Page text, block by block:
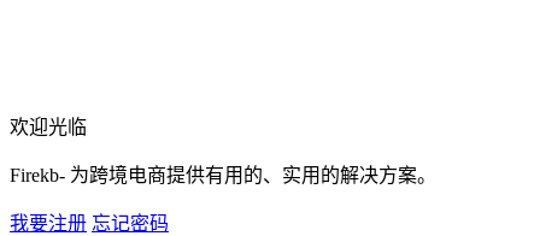
欢迎光临
Firekb- 为跨境电商提供有用的、实用的解决方案。
我要注册 忘记密码